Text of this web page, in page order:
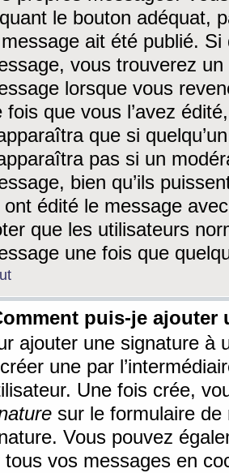
le bouton adéquat,
ait été publié. Si
vous trouverez
lorsque vous
fois que vous l’avez
que si
pas si un
bien qu’ils
ont édité le message
que les utilisateurs
une fois que
puis-je ajouter
ajouter une signature à
une par
Une fois crée,
sur le formulaire de
Vous pouvez
tous vos messages en